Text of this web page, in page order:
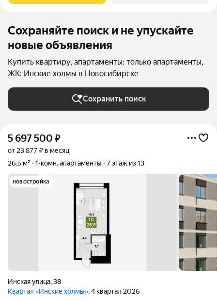
Сохраняйте поиск и не упускайте
новые объявления
Купить квартиру, апартаменты: только апартаменты,
ЖК: Инские холмы в Новосибирске
Сохранить поиск
5 697 500 ₽
от 23 877 ₽ в месяц
26,5 м²
1-комн. апартаменты 7 этаж из 13
новостройка
Инская улица,38
Квартал «Инские холмы», 4 квартал 2026